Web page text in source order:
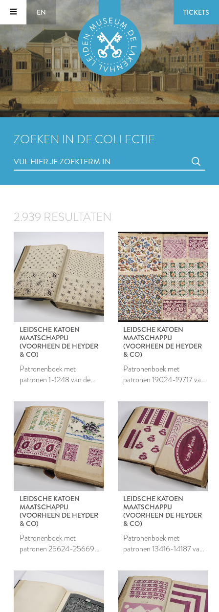
EN TICKETS
ZOEKEN IN DE COLLECTIE
2.939 RESULTATEN
LEIDSCHE KATOEN
MAATSCHAPPIJ
(VOORHEEN DE HEYDER
& CO)
Patronenboek met
patronen 1-1248 van de
Maatschappij
LEIDSCHE KATOEN
MAATSCHAPPIJ
(VOORHEEN DE HEYDER
& CO)
Patronenboek met
patronen 19024-19717 van
Maatschappij
LEIDSCHE KATOEN
MAATSCHAPPIJ
(VOORHEEN DE HEYDER
& CO)
Patronenboek met
patronen 25624-25669
Maatschappij
LEIDSCHE KATOEN
MAATSCHAPPIJ
(VOORHEEN DE HEYDER
& CO)
Patronenboek met
patronen 13416-14187 van
Maatschappij